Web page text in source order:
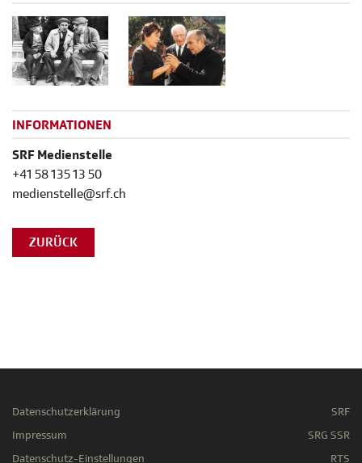
INFORMATIONEN
SRF Medienstelle
+41 58 135 13 50
medienstelle@srf.ch
ZURÜCK
Datenschutzerklärung
Impressum
Datenschutz-Einstellungen
SRF
SRG SSR
RTS